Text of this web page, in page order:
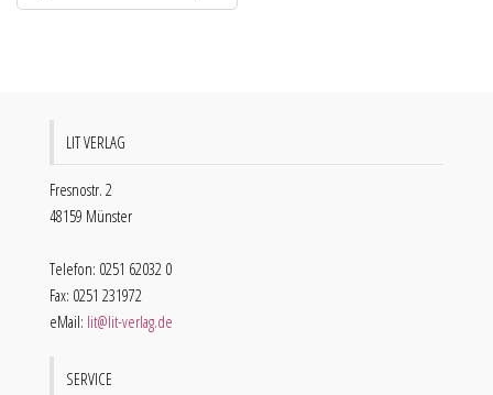
LIT VERLAG
Fresnostr. 2
48159 Münster
Telefon: 0251 62032 0
Fax: 0251 231972
eMail: lit@lit-verlag.de
SERVICE